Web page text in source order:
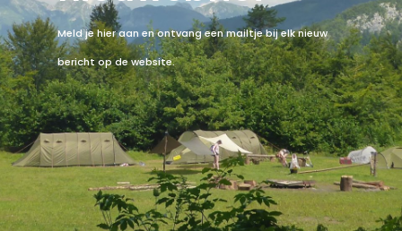
Meld je hier aan en ontvang een mailtje bij elk nieuw
bericht op de website.